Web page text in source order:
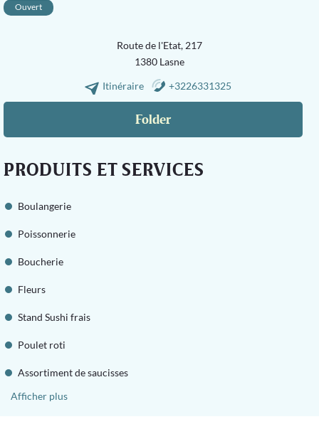
Ouvert
Route de l'Etat, 217
1380 Lasne
Itinéraire
+3226331325
Folder
PRODUITS ET SERVICES
Boulangerie
Poissonnerie
Boucherie
Fleurs
Stand Sushi frais
Poulet roti
Assortiment de saucisses
Afficher plus